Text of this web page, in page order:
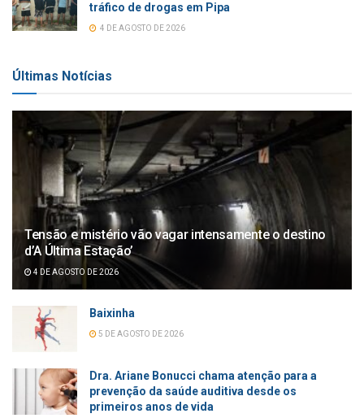
tráfico de drogas em Pipa
4 DE AGOSTO DE 2026
Últimas Notícias
Tensão e mistério vão vagar intensamente o destino
d’A Última Estação’
4 DE AGOSTO DE 2026
Baixinha
5 DE AGOSTO DE 2026
Dra. Ariane Bonucci chama atenção para a
prevenção da saúde auditiva desde os
primeiros anos de vida